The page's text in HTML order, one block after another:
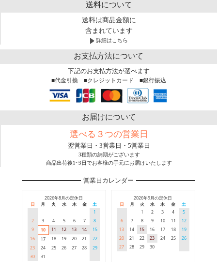
送料について
送料は商品金額に
含まれています
詳細はこちら
お支払方法について
下記のお支払方法が選べます
■代金引換 ■クレジットカード ■銀行振込
お届けについて
選べる３つの営業日
翌営業日・3営業日・5営業日
3種類の納期がございます
商品出荷後1~3日でお客様の手元にお届けいたします
営業日カレンダー
2026年8月の定休日
日
月 火 水 木 金
土
1
2
3 4 5 6 7
8
9
10 11 12 13 14
15
16
17 18 19 20 21
22
23
24 25 26 27 28
29
30
31
2026年9月の定休日
日
月 火 水 木 金
土
1
2 3 4
5
6
7 8 9 10 11
12
13
14 15 16 17 18
19
20
21 22 23 24 25
26
27
28 29 30